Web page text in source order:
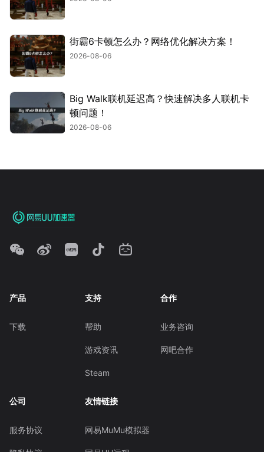
街霸6卡顿怎么办？网络优化解决方案！
2026-08-06
Big Walk联机延迟高？快速解决多人联机卡
顿问题！
2026-08-06
产品
下载
支持
帮助
游戏资讯
Steam
合作
业务咨询
网吧合作
公司
服务协议
友情链接
网易MuMu模拟器